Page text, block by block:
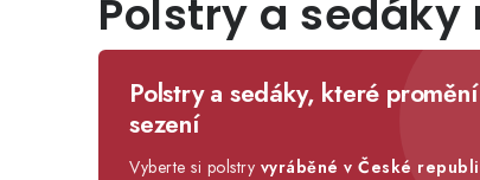
Polstry a
Polstry a sedáky, které
sezení
Vyberte si polstry vyráběné v České